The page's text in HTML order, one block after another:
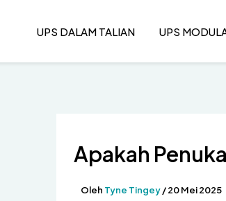
UPS DALAM TALIAN UPS
Apakah
Oleh Tyne Tingey/20 Mei 2025